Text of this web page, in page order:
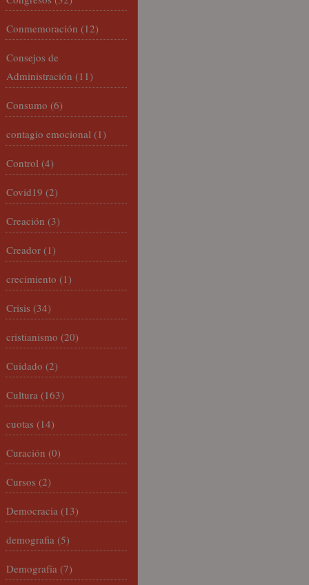
Conmemoración (12)
Consejos de
Administración (11)
Consumo (6)
contagio emocional (1)
Control (4)
Covid19 (2)
Creación (3)
Creador (1)
crecimiento (1)
Crisis (34)
cristianismo (20)
Cuidado (2)
Cultura (163)
cuotas (14)
Curación (0)
Cursos (2)
Democracia (13)
demografia (5)
Demografía (7)